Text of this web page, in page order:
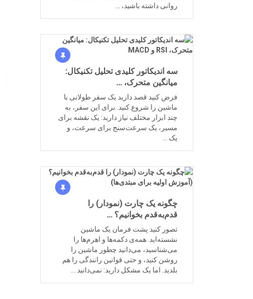
روانی داشته باشید، …
سه اندیکاتور کلیدی تحلیل تکنیکال:
میانگین متحرک، …
فرض کنید قصد دارید یک سفر طولانی با
ماشین را شروع کنید. برای این سفر، به
چند ابزار مختلف نیاز دارید: یک نقشه برای
مسیر، یک سرعت‌سنج برای سرعت، و
یک …
چگونه یک چارت (نمودار) را
قدم‌به‌قدم بخوانیم؟ …
تصور کنید پشت فرمان یک ماشین
نشسته‌اید. همه‌ی دکمه‌ها و اهرم‌ها را
می‌شناسید، می‌دانید چطور ماشین را
روشن کنید، و حتی قوانین رانندگی را هم
بلدید. اما یک مشکل دارید: نمی‌دانید …